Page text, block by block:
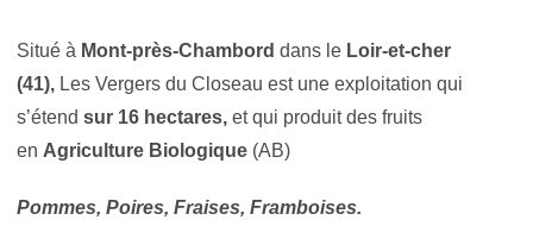
Situé à Mont-près-Chambord dans le Loir-et-cher
(41), Les Vergers du Closeau est une exploitation qui
s’étend sur 16 hectares, et qui produit des fruits
en Agriculture Biologique (AB)
Pommes, Poires, Fraises, Framboises.